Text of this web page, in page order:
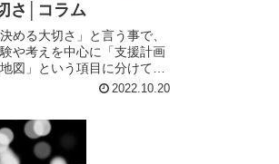
さ│コラム
める大切さ」と言う事で、
や考えを中心に「支援計画
図」という項目に分けて記
や仕事や療育でも役に立つ
2022.10.20